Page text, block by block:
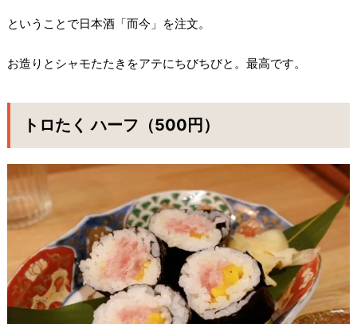
ということで日本酒「而今」を注文。
お造りとシャモたたきをアテにちびちびと。最高です。
トロたく ハーフ（500円）